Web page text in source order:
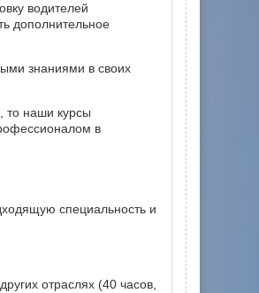
водителей
дополнительное
знаниями в своих
то наши курсы
в
специальность и
отраслях (40 часов,